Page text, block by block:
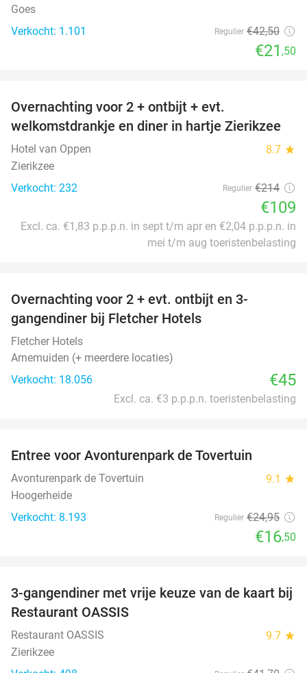
Goes
Verkocht: 1.101
Regulier €42,50
€21 ,50
Overnachting voor 2 + ontbijt + evt.
welkomstdrankje en diner in hartje Zierikzee
Hotel van Oppen 8.7 star
Zierikzee
Verkocht: 232
Regulier €214
€109
Excl. ca. €1,83 p.p.p.n. in sept t/m apr en €2,04 p.p.p.n. in
mei t/m aug toeristenbelasting
Overnachting voor 2 + evt. ontbijt en 3-
gangendiner bij Fletcher Hotels
Fletcher Hotels
Arnemuiden (+ meerdere locaties)
Verkocht: 18.056
€45
Excl. ca. €3 p.p.p.n. toeristenbelasting
Entree voor Avonturenpark de Tovertuin
Avonturenpark de Tovertuin 9.1 star
Hoogerheide
Verkocht: 8.193
Regulier €24,95
€16,50
43%
3-gangendiner met vrije keuze van de kaart bij
Restaurant OASSIS
Restaurant OASSIS 9.7 star
Zierikzee